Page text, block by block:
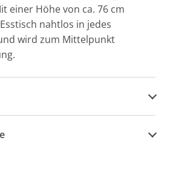
einer Höhe von ca. 76 cm
nahtlos in jedes
wird zum Mittelpunkt